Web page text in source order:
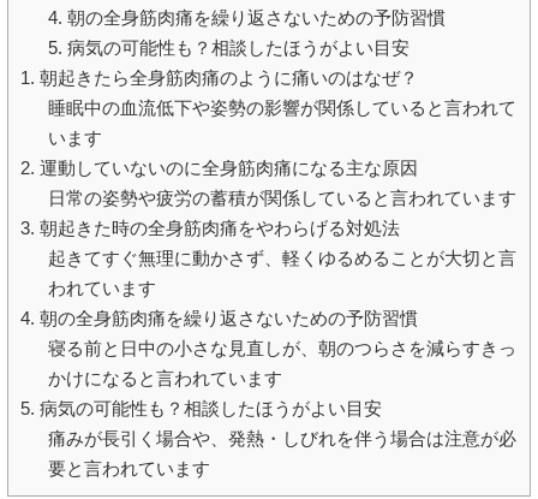
4. 朝の全身筋肉痛を繰り返さないための予防習慣
5. 病気の可能性も？相談したほうがよい目安
1. 朝起きたら全身筋肉痛のように痛いのはなぜ？
睡眠中の血流低下や姿勢の影響が関係していると言われて
います
2. 運動していないのに全身筋肉痛になる主な原因
日常の姿勢や疲労の蓄積が関係していると言われています
3. 朝起きた時の全身筋肉痛をやわらげる対処法
起きてすぐ無理に動かさず、軽くゆるめることが大切と言
われています
4. 朝の全身筋肉痛を繰り返さないための予防習慣
寝る前と日中の小さな見直しが、朝のつらさを減らすきっ
かけになると言われています
5. 病気の可能性も？相談したほうがよい目安
痛みが長引く場合や、発熱・しびれを伴う場合は注意が必
要と言われています